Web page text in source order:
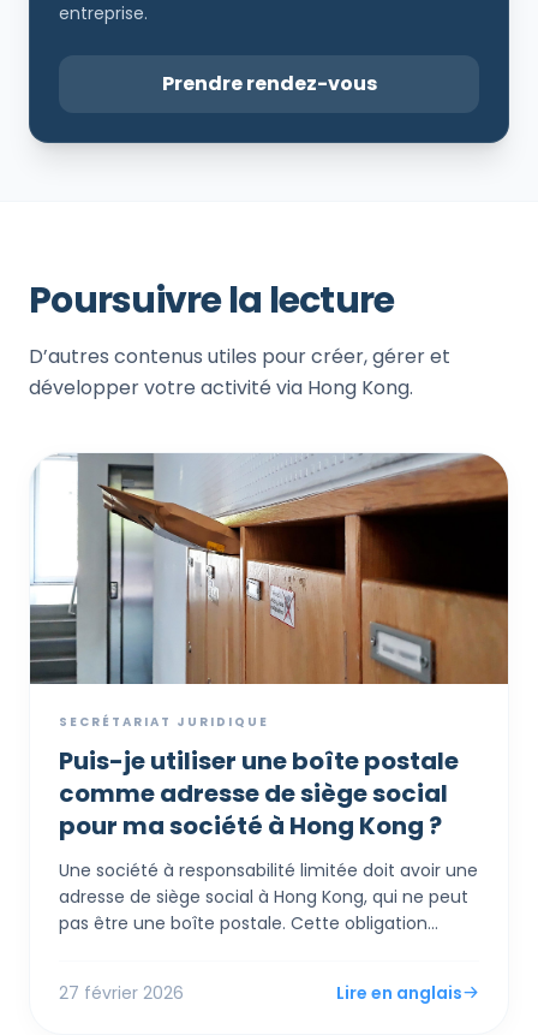
entreprise.
Prendre rendez-vous
Poursuivre la lecture
D’autres contenus utiles pour créer, gérer et
développer votre activité via Hong Kong.
SECRÉTARIAT JURIDIQUE
Puis-je utiliser une boîte postale
comme adresse de siège social
pour ma société à Hong Kong ?
Une société à responsabilité limitée doit avoir une
adresse de siège social à Hong Kong, qui ne peut
pas être une boîte postale. Cette obligation
27 février 2026 Lire en anglais